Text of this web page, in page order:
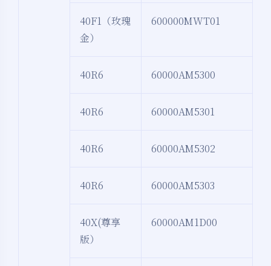
40F1（玫瑰
金）
600000MWT01
40R6 60000AM5300
40R6 60000AM5301
40R6 60000AM5302
40R6 60000AM5303
40X(尊享
版）
60000AM1D00